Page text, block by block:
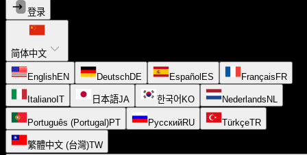
登录
简体中文
EnglishEN DeutschDE Español ES Français FR
Italiano IT 日本語JA 한국어 KO Nederlands NL
Português (Portugal)PT РусскийRU TürkçeTR
繁體中文 (台灣)TW